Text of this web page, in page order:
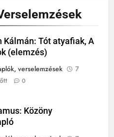
Kálmán: Tót atyafiak, A
(elemzés)
verselemzések
7
0
Közöny
ÉRDEKESSÉGEK
titkai: Mi rejtőzött a
falai mögött?
ÉRDEKESSÉGEK
volt a római birodalom
és mi történt utána?